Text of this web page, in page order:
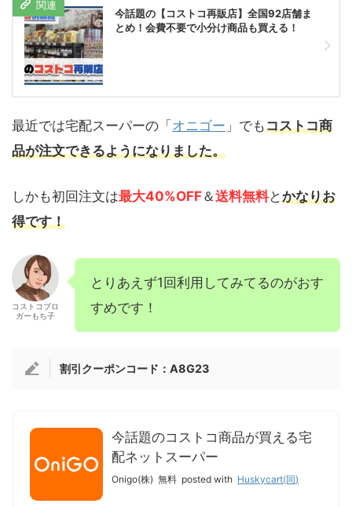
今話題の【コストコ再販店】全国92店舗ま
とめ！会費不要で小分け商品も買える！
最近では宅配スーパーの「オニゴー 」でもコストコ商
品が注文できるようになりました。
しかも初回注文は最大40%OFF＆送料無料とかなりお
得です！
コストコブロ
ガーもち子
とりあえず1回利用してみてるのがおす
すめです！
割引クーポンコード：A8G23
今話題のコストコ商品が買える宅
配ネットスーパー
Onigo(株) 無料 posted with Huskycart(同)